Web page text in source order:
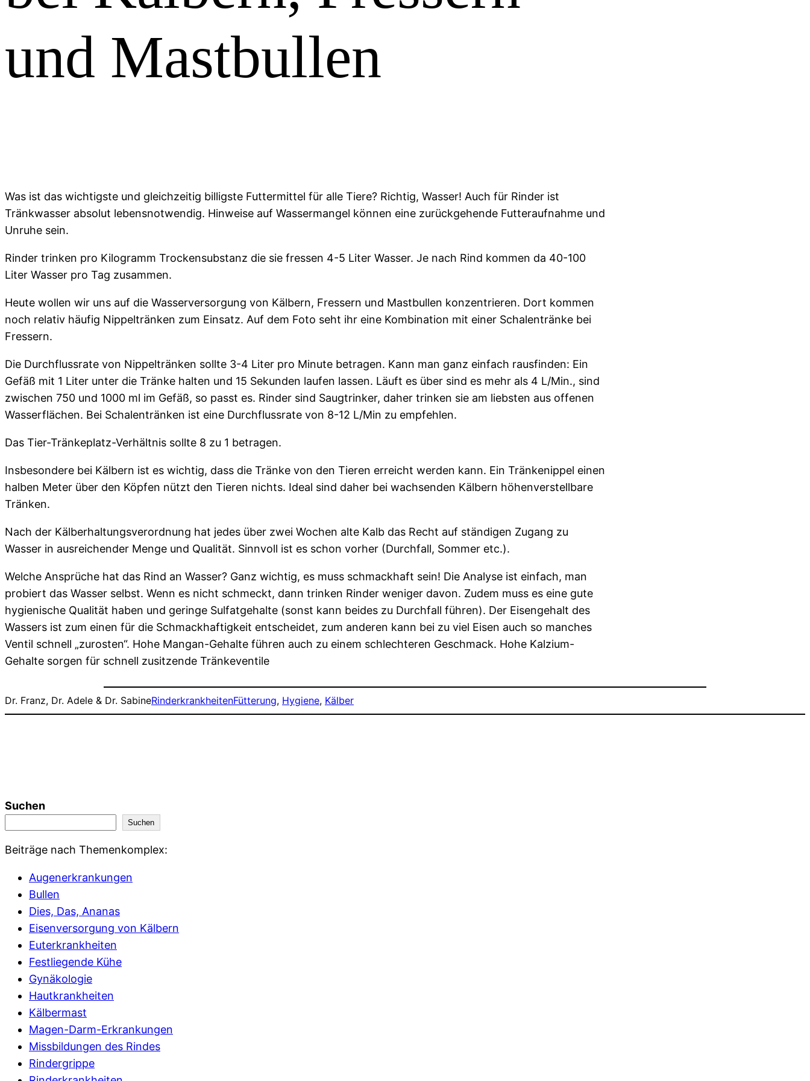
und Mastbullen
Was ist das wichtigste und gleichzeitig billigste Futtermittel für alle Tiere? Richtig, Wasser! Auch für Rinder ist
Tränkwasser absolut lebensnotwendig. Hinweise auf Wassermangel können eine zurückgehende Futteraufnahme und
Unruhe sein.
Rinder trinken pro Kilogramm Trockensubstanz die sie fressen 4-5 Liter Wasser. Je nach Rind kommen da 40-100
Liter Wasser pro Tag zusammen.
Heute wollen wir uns auf die Wasserversorgung von Kälbern, Fressern und Mastbullen konzentrieren. Dort kommen
noch relativ häufig Nippeltränken zum Einsatz. Auf dem Foto seht ihr eine Kombination mit einer Schalentränke bei
Fressern.
Die Durchflussrate von Nippeltränken sollte 3-4 Liter pro Minute betragen. Kann man ganz einfach rausfinden: Ein
Gefäß mit 1 Liter unter die Tränke halten und 15 Sekunden laufen lassen. Läuft es über sind es mehr als 4 L/Min., sind
zwischen 750 und 1000 ml im Gefäß, so passt es. Rinder sind Saugtrinker, daher trinken sie am liebsten aus offenen
Wasserflächen. Bei Schalentränken ist eine Durchflussrate von 8-12 L/Min zu empfehlen.
Das Tier-Tränkeplatz-Verhältnis sollte 8 zu 1 betragen.
Insbesondere bei Kälbern ist es wichtig, dass die Tränke von den Tieren erreicht werden kann. Ein Tränkenippel einen
halben Meter über den Köpfen nützt den Tieren nichts. Ideal sind daher bei wachsenden Kälbern höhenverstellbare
Tränken.
Nach der Kälberhaltungsverordnung hat jedes über zwei Wochen alte Kalb das Recht auf ständigen Zugang zu
Wasser in ausreichender Menge und Qualität. Sinnvoll ist es schon vorher (Durchfall, Sommer etc.).
Welche Ansprüche hat das Rind an Wasser? Ganz wichtig, es muss schmackhaft sein! Die Analyse ist einfach, man
probiert das Wasser selbst. Wenn es nicht schmeckt, dann trinken Rinder weniger davon. Zudem muss es eine gute
hygienische Qualität haben und geringe Sulfatgehalte (sonst kann beides zu Durchfall führen). Der Eisengehalt des
Wassers ist zum einen für die Schmackhaftigkeit entscheidet, zum anderen kann bei zu viel Eisen auch so manches
Ventil schnell „zurosten“. Hohe Mangan-Gehalte führen auch zu einem schlechteren Geschmack. Hohe Kalzium-
Gehalte sorgen für schnell zusitzende Tränkeventile
Dr. Franz, Dr. Adele & Dr. SabineRinderkrankheitenFütterung, Hygiene, Kälber
Suchen
Suchen
Beiträge nach Themenkomplex:
Augenerkrankungen
Bullen
Dies, Das, Ananas
Eisenversorgung von Kälbern
Euterkrankheiten
Festliegende Kühe
Gynäkologie
Hautkrankheiten
Kälbermast
Magen-Darm-Erkrankungen
Missbildungen des Rindes
Rindergrippe